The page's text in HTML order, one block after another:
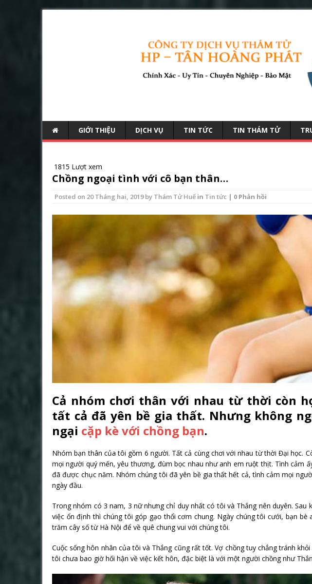
GIỚI THIỆU DỊCH VỤ TIN TỨC TIN THÁM TỬ
1815 Lượt xem
Chồng ngoại tình với cô bạn thân…
Posted on 20 Tháng hai, 2019by Thám Tử Huếin Tin tức | 0 Phản hồi
Cả nhóm chơi thân với nhau từ thời còn
tất cả đã yên bề gia thất. Nhưng không
ngại cặp kè với chồng bạn.
Nhóm bạn thân của tôi gồm 6 người. Tất cả cùng chơi với nhau từ thời Đại học.
mọi người quý mến, yêu thương, đùm bọc nhau như anh em ruột thịt. Tình cảm
đã được chục năm. Nhóm chúng tôi đã yên bề gia thất hết cả, tình cảm mọi
ngày đầu.
Trong nhóm có 3 nam, 3 nữ nhưng chỉ duy nhất có tôi và Thắng nên duyên.
việc ổn định thì chúng tôi góp gạo thổi cơm chung. Ngày chúng tôi cưới, bạn
trăm cây số từ Hà Nội để về quê chung vui với chúng tôi.
Cuộc sống hôn nhân của tôi và Thắng cũng rất tốt. Vợ chồng tuy chẳng tránh
tôi chưa bao giờ hối hận về việc kết hôn, đặc biệt là với một người chồng như